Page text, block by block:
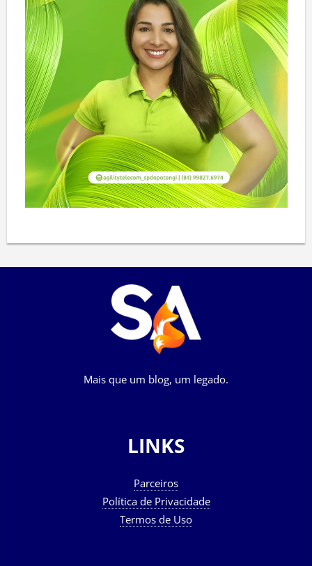
Mais que um blog, um legado.
LINKS
Parceiros
Política de Privacidade
Termos de Uso